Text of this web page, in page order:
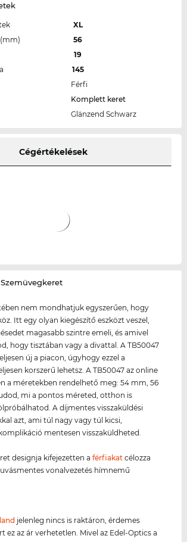
XL
(mm)
56
19
145
Férfi
Komplett keret
Glänzend Schwarz
Cégértékelések
nem mondhatjuk egyszerűen, hogy
Itt egy olyan kiegészítő eszközt veszel,
magasabb szintre emeli, és amivel
hogy tisztában vagy a divattal. A TB50047
új a piacon, úgyhogy ezzel a
korszerű lehetsz. A TB50047 az online
a méretekben rendelhető meg: 54 mm, 56
mi a pontos méreted, otthon is
A díjmentes visszaküldési
azt, ami túl nagy vagy túl kicsi,
mentesen visszaküldheted.
designja kifejezetten aférfiakat célozza
vonalvezetés hímnemű
jelenleg nincs is raktáron, érdemes
ez az ár verhetetlen. Mivel az Edel-Optics a